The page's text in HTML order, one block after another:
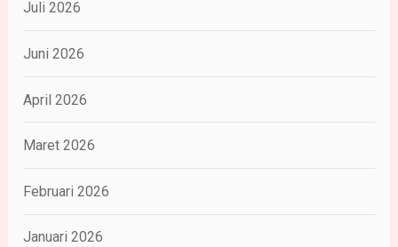
Juli 2026
Juni 2026
April 2026
Maret 2026
Februari 2026
Januari 2026